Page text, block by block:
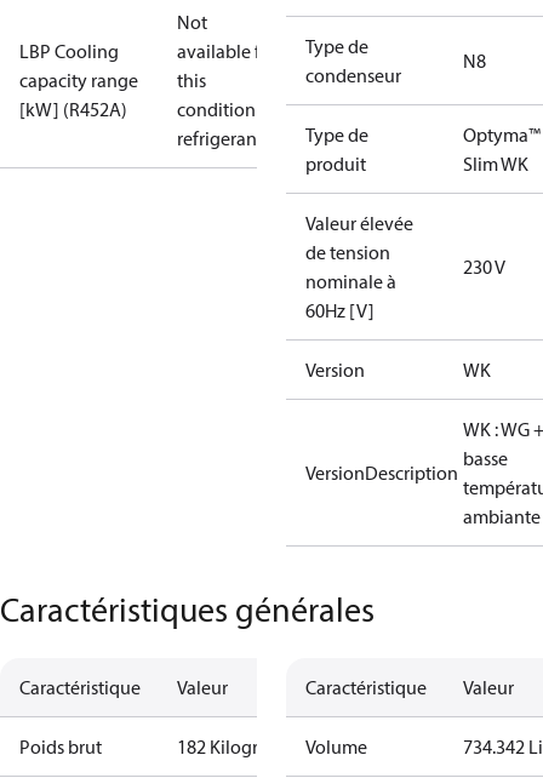
LBP Cooling
capacity range
[kW] (R452A)
Not
available for
this
condition /
refrigerant
Type de
condenseur
N8
Type de
produit
Optyma™
Slim WK
Valeur élevée
de tension
nominale à
60Hz [V]
230 V
Version WK
VersionDescription
WK : WG
basse
ambiante
Caractéristiques générales
Caractéristique Valeur
Poids brut 182 Kilogram
Caractéristique Valeur
Volume 734.342